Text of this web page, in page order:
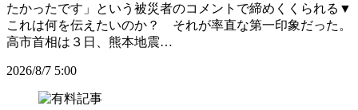
たかったです」という被災者のコメントで締めくくられる▼
これは何を伝えたいのか？ それが率直な第一印象だった。
高市首相は３日、熊本地震…
2026/8/7 5:00